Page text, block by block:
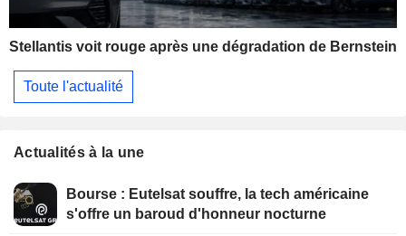
Stellantis voit rouge après une dégradation de Bernstein
Toute l'actualité
Actualités à la une
Bourse : Eutelsat souffre, la tech américaine
s'offre un baroud d'honneur nocturne